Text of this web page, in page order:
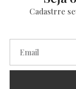
Cadastrre